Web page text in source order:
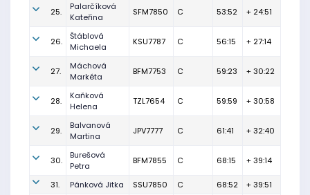
25.
Palarčíková
Kateřina
SFM7850 C 53:52 + 24:51
26.
Štáblová
Michaela
KSU7787 C 56:15 + 27:14
27.
Máchová
Markéta
BFM7753 C 59:23 + 30:22
28.
Kaňková
Helena
TZL7654 C 59:59 + 30:58
29.
Balvanová
Martina
JPV7777 C 61:41 + 32:40
30.
Burešová
Petra
BFM7855 C 68:15 + 39:14
31. Pánková Jitka SSU7850 C 68:52 + 39:51